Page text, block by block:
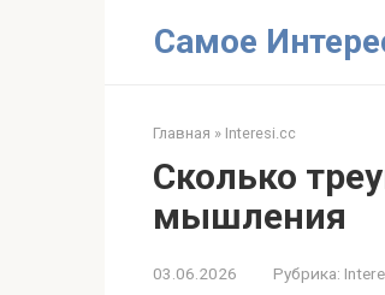
Самое
Главная » Interesi.cc
Сколько
мышления
03.06.2026 Рубрика: